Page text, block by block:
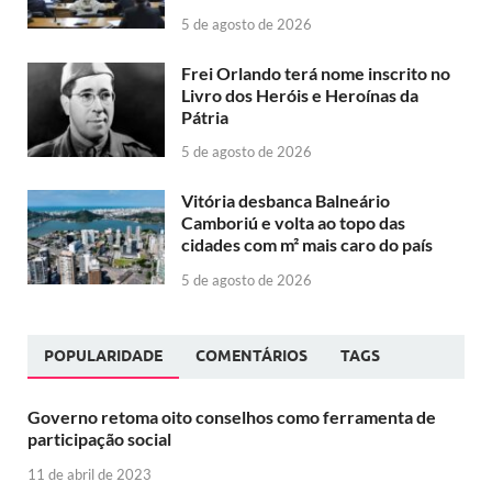
5 de agosto de 2026
Frei Orlando terá nome inscrito no
Livro dos Heróis e Heroínas da
Pátria
5 de agosto de 2026
Vitória desbanca Balneário
Camboriú e volta ao topo das
cidades com m² mais caro do país
5 de agosto de 2026
POPULARIDADE COMENTÁRIOS TAGS
Governo retoma oito conselhos como ferramenta de
participação social
11 de abril de 2023